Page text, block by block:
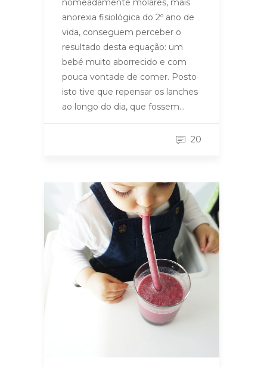
nomeadamente molares, mais
anorexia fisiológica do 2º ano de
vida, conseguem perceber o
resultado desta equação: um
bebé muito aborrecido e com
pouca vontade de comer. Posto
isto tive que repensar os lanches
ao longo do dia, que fossem…
20